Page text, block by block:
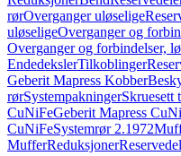
rørOverganger uløselige
uløseligeOverganger og
Overganger og forbindelser,
EndedekslerTilkoblinger
Geberit Mapress Kobber
rørSystempakningerSkruesett
CuNiFeGeberit Mapress
CuNiFeSystemrør 2.1972
MufferReduksjoner